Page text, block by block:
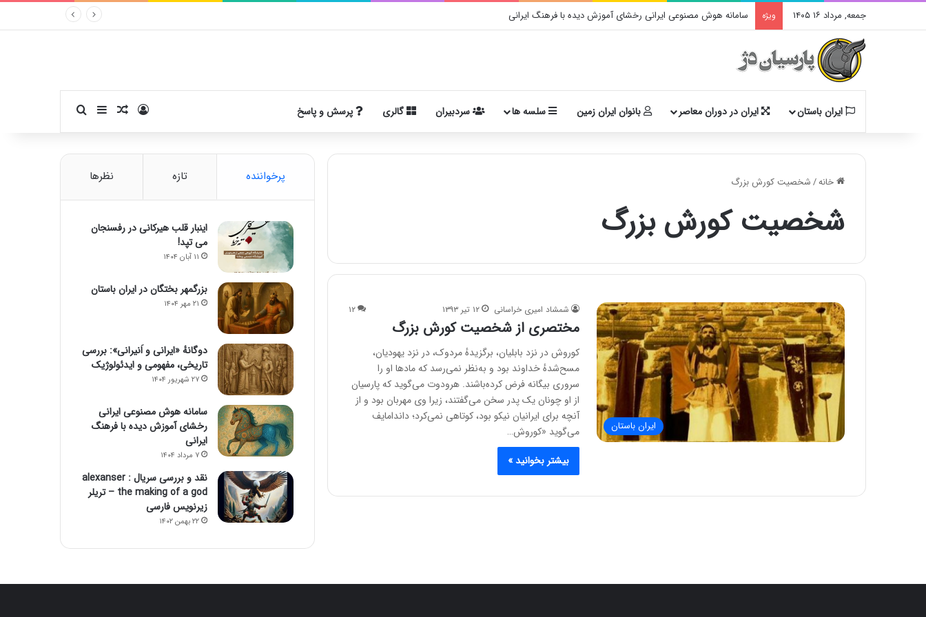
جمعه, مرداد ۱۶ ۱۴۰۵ ویژه سامانه هوش مصنوعی ایرانی رخشای آموزش دیده با فرهنگ ایرانی
ایران باستان ایران در دوران معاصر بانوان ایران زمین سلسه ها سردبیران گالری پرسش و پاسخ ورودنوشته تصادفی
سایدبارجستجو برای
خانه/شخصیت کورش بزرگ
شخصیت کورش بزرگ
ایران باستان
شمشاد امیری خراسانی ۱۲ تیر ۱۳۹۳ ۱۲
مختصری از شخصیت کورش بزرگ
کوروش در نزد بابلیان، برگزیدهٔ مردوک، در نزد یهودیان،
مسح‌شدهٔ خداوند بود و به‌نظر نمی‌رسد که مادها او را
سروری بیگانه فرض کرده‌باشند. هرودوت می‌گوید که پارسیان
از او چونان یک پدر سخن می‌گفتند، زیرا وی مهربان بود و از
آنچه برای ایرانیان نیکو بود، کوتاهی نمی‌کرد؛ داندامایف
می‌گوید «کوروش…
بیشتر بخوانید »
پرخواننده تازه نظرها
اینبار قلب هیرکانی در رفسنجان
می تپد!
۱۱ آبان ۱۴۰۴
بزرگمهر بختگان در ایران باستان
۲۱ مهر ۱۴۰۴
دوگانهٔ «ایرانی و اَنیرانی»: بررسی
تاریخی، مفهومی و ایدئولوژیک
۲۷ شهریور ۱۴۰۴
سامانه هوش مصنوعی ایرانی
رخشای آموزش دیده با فرهنگ
ایرانی
۷ مرداد ۱۴۰۴
نقد و بررسی سریال alexanser :
the making of a god – تریلر
زیرنویس فارسی
۲۲ بهمن ۱۴۰۲